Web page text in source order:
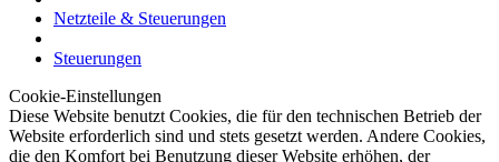
Netzteile & Steuerungen
Steuerungen
Cookie-Einstellungen
Diese Website benutzt Cookies, die für den technischen Betrieb der
Website erforderlich sind und stets gesetzt werden. Andere Cookies,
die den Komfort bei Benutzung dieser Website erhöhen, der